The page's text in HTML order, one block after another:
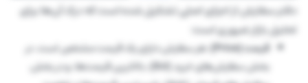
دفتر سفارش از اجزای اصلی تشکیل شده است که درک آن‌ها برای
تحلیل بازار ضروری است:
قیمت (Price):
هر سفارش دارای یک قیمت مشخص است. در
بخش سفارش‌های خرید (Bid)، بالاترین قیمت‌ها، و در بخش